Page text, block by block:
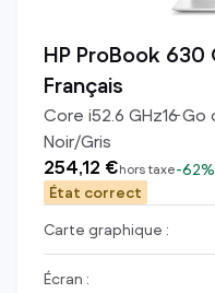
HP ProBook 630
Français
Core i52.6 GHz16Go
Noir/Gris
254,12 €hors taxe-62%
État correct
Carte graphique :
Écran :